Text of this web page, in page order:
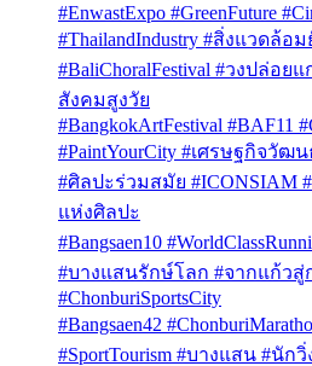
#EnwastExpo #GreenFuture
#ThailandIndustry #สิ่งแวดล้อ
#BaliChoralFestival #วงปล่อย
สังคมสูงวัย
#BangkokArtFestival #BAF11
#PaintYourCity #เศรษฐกิจวัฒน
#ศิลปะร่วมสมัย #ICONSIAM
แห่งศิลปะ
#Bangsaen10
#บางแสนรักษ์โลก #จากแก้วสู่ก
#ChonburiSportsCity
#Bangsaen42
#SportTourism #บางแสน #นัก